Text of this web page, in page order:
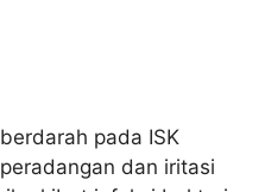
pada ISK
dan iritasi